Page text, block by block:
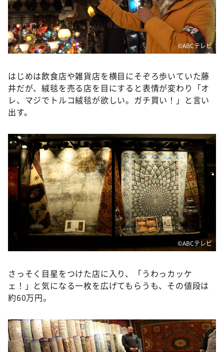
©️ABCテレビ
はじめは飲食店や雑貨店を横目にそぞろ歩いていた藤
井だが、絨毯を売る店を目にすると表情が変わり「オ
レ、マジでトルコ絨毯が欲しい。ガチ買い！」と言い
出す。
©️ABCテレビ
さっそく目星をつけた店に入り、「うわっカッケ
ェ！」と気になる一枚を広げてもらうも、その値段は
約60万円。